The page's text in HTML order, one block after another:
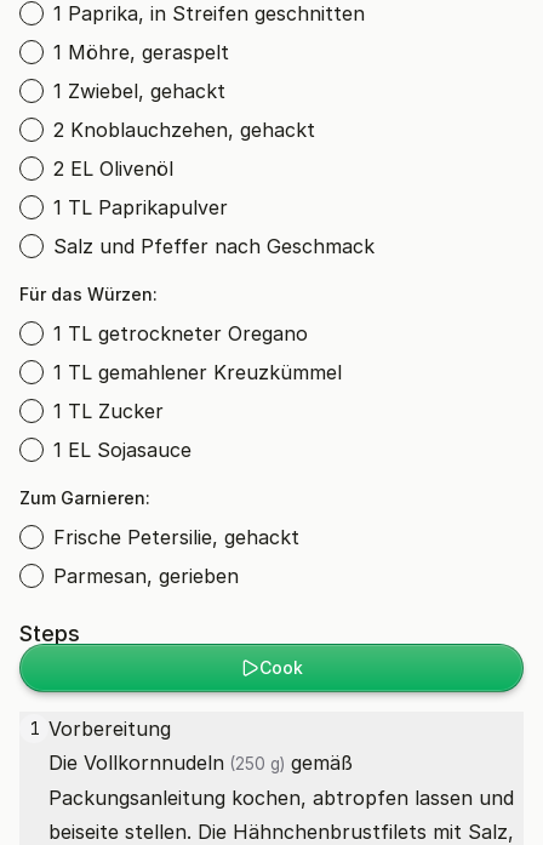
1 Paprika, in Streifen geschnitten
1 Möhre, geraspelt
1 Zwiebel, gehackt
2 Knoblauchzehen, gehackt
2 EL Olivenöl
1 TL Paprikapulver
Salz und Pfeffer nach Geschmack
Für das Würzen:
1 TL getrockneter Oregano
1 TL gemahlener Kreuzkümmel
1 TL Zucker
1 EL Sojasauce
Zum Garnieren:
Frische Petersilie, gehackt
Parmesan, gerieben
Steps
Cook
1 Vorbereitung
Die Vollkornnudeln (250 g) gemäß
Packungsanleitung kochen, abtropfen lassen und
beiseite stellen. Die Hähnchenbrustfilets mit Salz,